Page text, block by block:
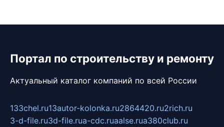
Портал по строительству и ремонту
Актуальный каталог компаний по всей России
133chel.ru13autor-kolonka.ru2864420.ru2rich.ru
3-d-file.ru3d-file.rua-cdc.ruaalse.rua380club.ru